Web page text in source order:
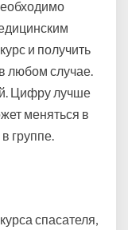
и получить
любом случае.
Цифру лучше
меняться в
группе.
спасателя,